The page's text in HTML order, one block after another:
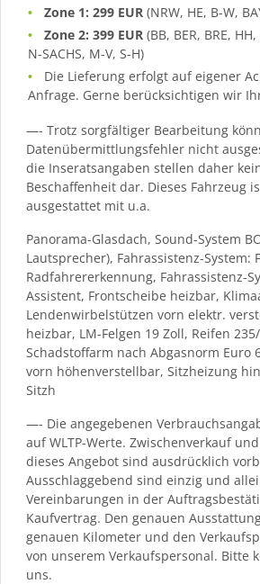
Zone 1: 299 EUR (NRW, HE, B-W,
Zone 2: 399 EUR (BB, BER, BRE,
N-SACHS, M-V, S-H)
Die Lieferung erfolgt auf eigener
Anfrage. Gerne berücksichtigen wir
—- Trotz sorgfältiger Bearbeitung
Datenübermittlungsfehler nicht
die Inseratsangaben stellen daher
Beschaffenheit dar. Dieses Fahrzeug
ausgestattet mit u.a.
Panorama-Glasdach, Sound-System
Lautsprecher), Fahrassistenz-System:
Radfahrererkennung, Fahrassistenz-
Assistent, Frontscheibe heizbar,
Lendenwirbelstützen vorn elektr.
heizbar, LM-Felgen 19 Zoll, Reifen
Schadstoffarm nach Abgasnorm Euro
vorn höhenverstellbar, Sitzheizung
Sitzh
—- Die angegebenen
auf WLTP-Werte. Zwischenverkauf
dieses Angebot sind ausdrücklich
Ausschlaggebend sind einzig und
Vereinbarungen in der
Kaufvertrag. Den genauen
genauen Kilometer und den
von unserem Verkaufspersonal. Bitte
uns.